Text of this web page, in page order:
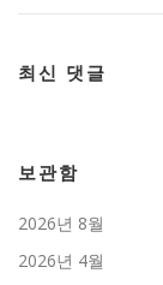
최신 댓글
보관함
2026년 8월
2026년 4월